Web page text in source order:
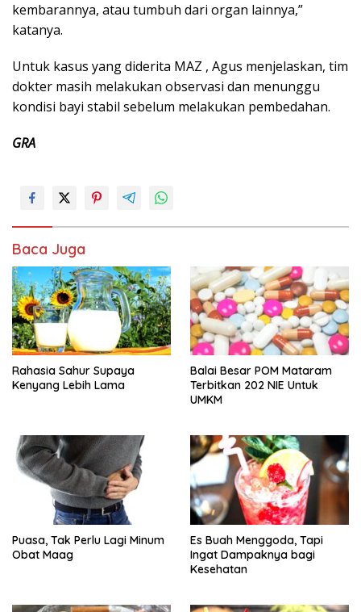
kembarannya, atau tumbuh dari organ lainnya,”
katanya.
Untuk kasus yang diderita MAZ , Agus menjelaskan, tim
dokter masih melakukan observasi dan menunggu
kondisi bayi stabil sebelum melakukan pembedahan.
GRA
Baca Juga
Rahasia Sahur Supaya
Kenyang Lebih Lama
Balai Besar POM Mataram
Terbitkan 202 NIE Untuk
UMKM
Puasa, Tak Perlu Lagi Minum
Obat Maag
Es Buah Menggoda, Tapi
Ingat Dampaknya bagi
Kesehatan